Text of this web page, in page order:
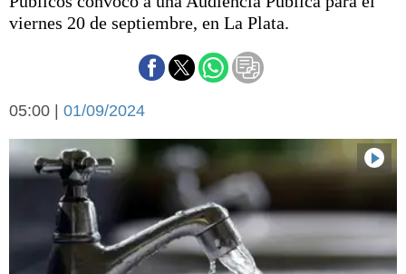
Básquetbol
Federal A
Arte y cultura
Economía y campo
Economía y finanzas
Con el campo
Espacio empresas
Sociedad y tiempo
libre
Sociedad
Tecnología
Turismo
viernes 20 de septiembre, en La Plata.
05:00 | 01/09/2024